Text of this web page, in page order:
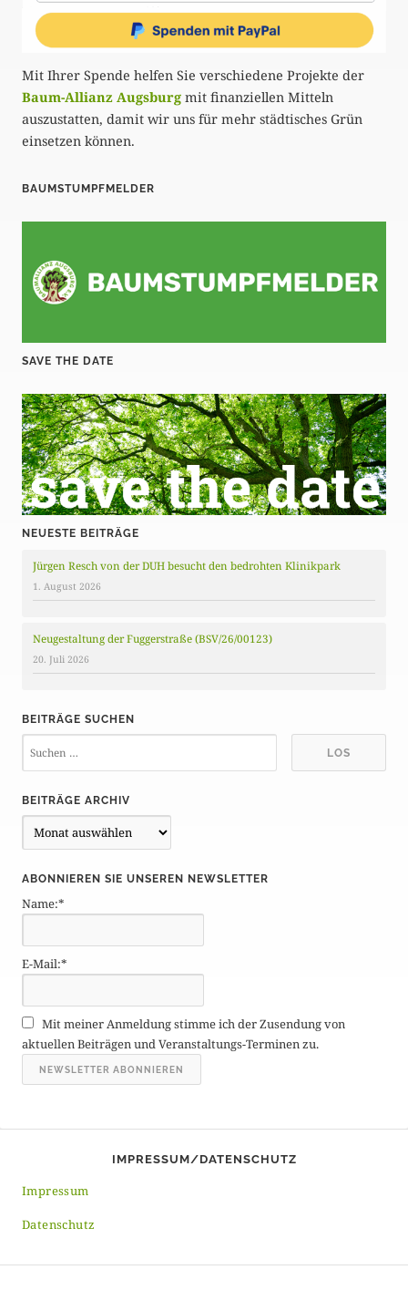
Mit Ihrer Spende helfen Sie verschiedene Projekte der
Baum-Allianz Augsburg mit finanziellen Mitteln
auszustatten, damit wir uns für mehr städtisches Grün
einsetzen können.
BAUMSTUMPFMELDER
SAVE THE DATE
NEUESTE BEITRÄGE
Jürgen Resch von der DUH besucht den bedrohten Klinikpark
1. August 2026
Neugestaltung der Fuggerstraße (BSV/26/00123)
20. Juli 2026
BEITRÄGE SUCHEN
BEITRÄGE ARCHIV
e
t
r
g
e
r
c
h
v
ABONNIEREN SIE UNSEREN NEWSLETTER
Name:*
E-Mail:*
Mit meiner Anmeldung stimme ich der Zusendung von
aktuellen Beiträgen und Veranstaltungs-Terminen zu.
IMPRESSUM/DATENSCHUTZ
Impressum
Datenschutz